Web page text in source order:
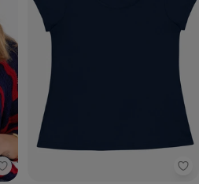
Quintess - Blusa (Azul